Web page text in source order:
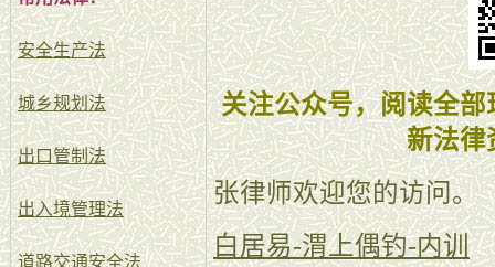
安全生产法
城乡规划法
出口管制法
出入境管理法
道路交通安全法
关注公众号，阅读全
新法律
张律师欢迎您的访问。
白居易-渭上偶钓-内训